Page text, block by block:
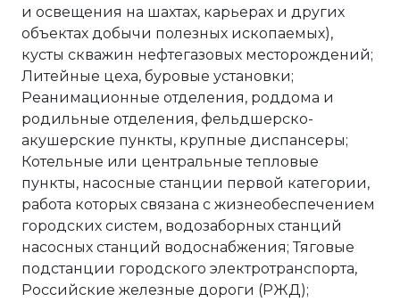
и освещения на шахтах, карьерах и других
объектах добычи полезных ископаемых),
кусты скважин нефтегазовых месторождений;
Литейные цеха, буровые установки;
Реанимационные отделения, роддома и
родильные отделения, фельдшерско-
акушерские пункты, крупные диспансеры;
Котельные или центральные тепловые
пункты, насосные станции первой категории,
работа которых связана с жизнеобеспечением
городских систем, водозаборных станций
насосных станций водоснабжения; Тяговые
подстанции городского электротранспорта,
Российские железные дороги (РЖД);